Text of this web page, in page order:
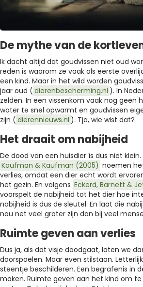
De mythe van de
Ik dacht altijd dat goudvissen niet oud
reden is waarom ze vaak als eerste
een kind. Maar in het wild worden
jaar oud ( dierenbescherming.nl ). In
zelden. In een vissenkom vaak nog geen
water te snel opwarmt en goudvissen
zijn ( dierennieuws.nl ). Tja, wie wist dat?
Het draait om nabijheid
De dood van een huisdier ís dus niet
Kaufman & Kaufman (2005) noemen
verlies, omdat een dier echt wordt
het gezin. En volgens Eckerd, Barnett &
voorspelt de nabijheid tot het dier hoe
nabijheid is dus de sleutel. En laat die
nou net veel groter zijn dan bij veel
Ruimte geven aan verlies
Dus ja, als dat visje doodgaat, laten we
doorspoelen. Maar even stilstaan.
steentje beschilderen. Een begrafenis in
maken. Ruimte geven aan het kind om